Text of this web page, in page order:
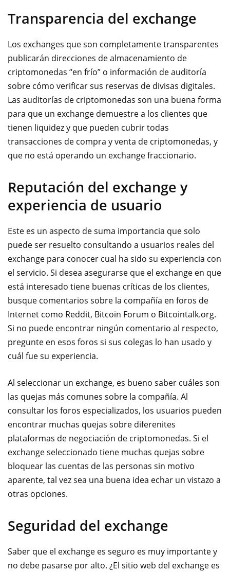
Transparencia del exchange
Los exchanges que son completamente transparentes
publicarán direcciones de almacenamiento de
criptomonedas “en frío” o información de auditoría
sobre cómo verificar sus reservas de divisas digitales.
Las auditorías de criptomonedas son una buena forma
para que un exchange demuestre a los clientes que
tienen liquidez y que pueden cubrir todas
transacciones de compra y venta de criptomonedas, y
que no está operando un exchange fraccionario.
Reputación del exchange y
experiencia de usuario
Este es un aspecto de suma importancia que solo
puede ser resuelto consultando a usuarios reales del
exchange para conocer cual ha sido su experiencia con
el servicio. Si desea asegurarse que el exchange en que
está interesado tiene buenas críticas de los clientes,
busque comentarios sobre la compañía en foros de
Internet como Reddit, Bitcoin Forum o Bitcointalk.org.
Si no puede encontrar ningún comentario al respecto,
pregunte en esos foros si sus colegas lo han usado y
cuál fue su experiencia.
Al seleccionar un exchange, es bueno saber cuáles son
las quejas más comunes sobre la compañía. Al
consultar los foros especializados, los usuarios pueden
encontrar muchas quejas sobre diferenites
plataformas de negociación de criptomonedas. Si el
exchange seleccionado tiene muchas quejas sobre
bloquear las cuentas de las personas sin motivo
aparente, tal vez sea una buena idea echar un vistazo a
otras opciones.
Seguridad del exchange
Saber que el exchange es seguro es muy importante y
no debe pasarse por alto. ¿El sitio web del exchange es